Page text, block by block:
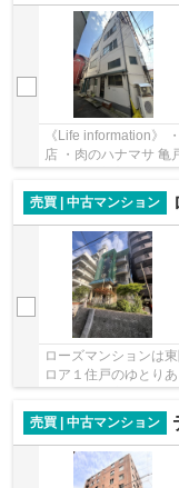
《Life information》
店 ・肉のハナマサ 亀
売買 | 中古マンション
ローズマンションは
ロア１住戸のゆとり
売買 | 中古マンション